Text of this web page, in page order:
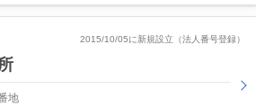
2015/10/05に新規設立（法人番号登録）
地